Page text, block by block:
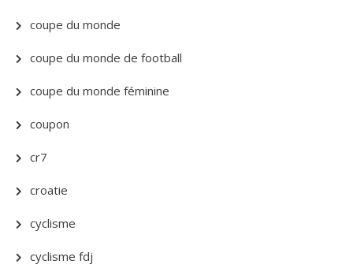
coupe du monde
coupe du monde de football
coupe du monde féminine
coupon
cr7
croatie
cyclisme
cyclisme fdj